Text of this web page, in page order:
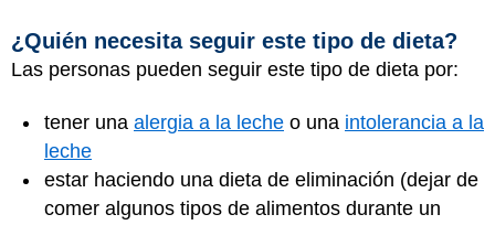
¿Quién necesita seguir este tipo de dieta?
Las personas pueden seguir este tipo de dieta por:
tener una alergia a la leche o una intolerancia a la
leche
estar haciendo una dieta de eliminación (dejar de
comer algunos tipos de alimentos durante un